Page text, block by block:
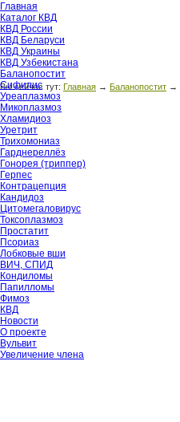
Главная
Каталог КВД
КВД России
КВД Беларуси
КВД Украины
КВД Узбекистана
Баланопостит
Сифилис
Уреаплазмоз
Микоплазмоз
Хламидиоз
Уретрит
Трихомониаз
Гарднереллёз
Гонорея (триппер)
Герпес
Контрацепция
Кандидоз
Цитомегаловирус
Токсоплазмоз
Простатит
Псориаз
Лобковые вши
ВИЧ, СПИД
Кондиломы
Папилломы
Фимоз
КВД
Новости
О проекте
Вульвит
Увеличение члена
Вы сейчас тут: Главная → Баланопостит →